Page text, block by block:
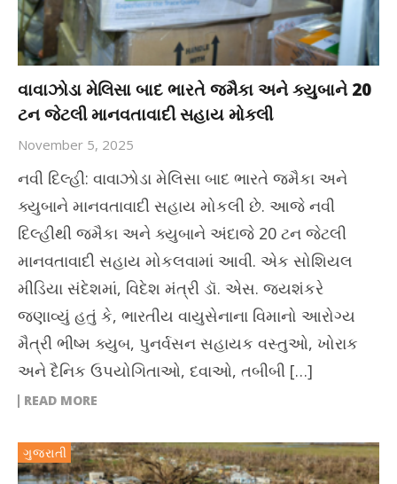
વાવાઝોડા મેલિસા બાદ ભારતે જમૈકા અને ક્યુબાને 20
ટન જેટલી માનવતાવાદી સહાય મોકલી
November 5, 2025
નવી દિલ્હી: વાવાઝોડા મેલિસા બાદ ભારતે જમૈકા અને
ક્યુબાને માનવતાવાદી સહાય મોકલી છે. આજે નવી
દિલ્હીથી જમૈકા અને ક્યુબાને અંદાજે 20 ટન જેટલી
માનવતાવાદી સહાય મોકલવામાં આવી. એક સોશિયલ
મીડિયા સંદેશમાં, વિદેશ મંત્રી ડૉ. એસ. જયશંકરે
જણાવ્યું હતું કે, ભારતીય વાયુસેનાના વિમાનો આરોગ્ય
મૈત્રી ભીષ્મ ક્યુબ, પુનર્વસન સહાયક વસ્તુઓ, ખોરાક
અને દૈનિક ઉપયોગિતાઓ, દવાઓ, તબીબી […]
READ MORE
ગુજરાતી